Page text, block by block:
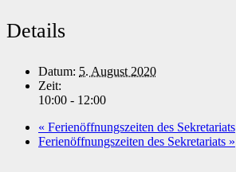
Details
Datum: 5. August 2020
Zeit:
10:00 - 12:00
« Ferienöffnungszeiten des Sekretariats
Ferienöffnungszeiten des Sekretariats »